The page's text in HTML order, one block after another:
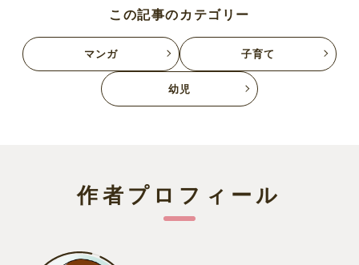
この記事のカテゴリー
マンガ 子育て
幼児
作者プロフィール